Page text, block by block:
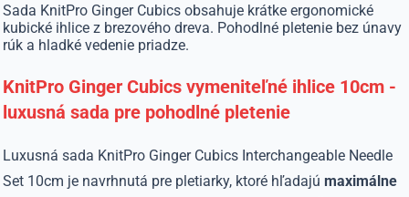
Sada KnitPro Ginger Cubics obsahuje krátke ergonomické
kubické ihlice z brezového dreva. Pohodlné pletenie bez únavy
rúk a hladké vedenie priadze.
KnitPro Ginger Cubics vymeniteľné ihlice 10cm -
luxusná sada pre pohodlné pletenie
Luxusná sada KnitPro Ginger Cubics Interchangeable Needle
Set 10cm je navrhnutá pre pletiarky, ktoré hľadajúmaximálne